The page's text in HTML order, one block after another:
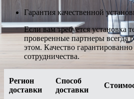
Гарантия качественной
Если вам требуется установка
проверенные партнеры всегда
этом. Качество
сотрудничества.
Регион
доставки
Способ
доставки